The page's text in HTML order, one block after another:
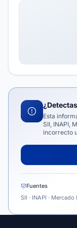
Esta
SII, INAPI,
incorrecto
Fuentes
SII · INAPI ·